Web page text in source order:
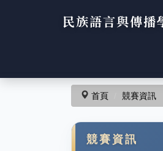
到
民族語言與傳播
首頁 競賽資訊
競賽資訊